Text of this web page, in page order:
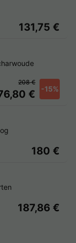
131,75 €
€ -15%
208 €
180 €
187,86 €